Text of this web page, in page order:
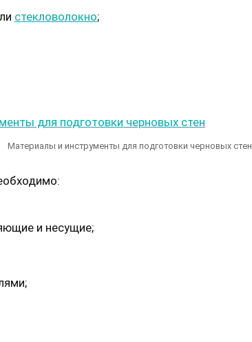
стекловолокно;
Материалы и инструменты для подготовки черновых стен
и несущие;